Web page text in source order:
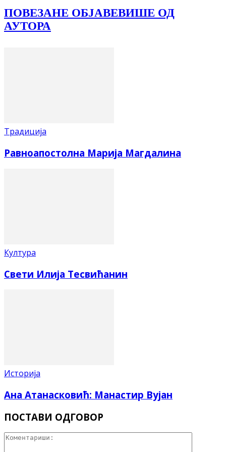
ПОВЕЗАНЕ ОБЈАВЕВИШЕ ОД
АУТОРА
Традиција
Равноапостолна Марија Магдалина
Култура
Свети Илија Тесвићанин
Историја
Ана Атанасковић: Манастир Вујан
ПОСТАВИ ОДГОВОР